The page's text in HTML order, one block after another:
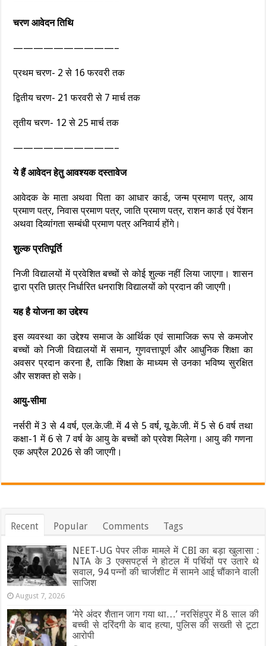
चरण आवेदन तिथि
——————————–
प्रथम चरण- 2 से 16 फरवरी तक
द्वितीय चरण- 21 फरवरी से 7 मार्च तक
तृतीय चरण- 12 से 25 मार्च तक
——————————–
ये हैं आवेदन हेतु आवश्यक दस्तावेज
आवेदक के माता अथवा पिता का आधार कार्ड, जन्म प्रमाण पत्र, आय
प्रमाण पत्र, निवास प्रमाण पत्र, जाति प्रमाण पत्र, राशन कार्ड एवं पेंशन
अथवा दिव्यांगता सम्बंधी प्रमाण पत्र अनिवार्य होंगे।
शुल्क प्रतिपूर्ति
निजी विद्यालयों में प्रवेशित बच्चों से कोई शुल्क नहीं लिया जाएगा। शासन
द्वारा प्रति छात्र निर्धारित धनराशि विद्यालयों को प्रदान की जाएगी।
यह है योजना का उद्देश्य
इस व्यवस्था का उद्देश्य समाज के आर्थिक एवं सामाजिक रूप से कमजोर
बच्चों को निजी विद्यालयों में समान, गुणवत्तापूर्ण और आधुनिक शिक्षा का
अवसर प्रदान करना है, ताकि शिक्षा के माध्यम से उनका भविष्य सुरक्षित
और सशक्त हो सके।
आयु-सीमा
नर्सरी में 3 से 4 वर्ष, एल.के.जी. में 4 से 5 वर्ष, यू.के.जी. में 5 से 6 वर्ष तथा
कक्षा-1 में 6 से 7 वर्ष के आयु के बच्चों को प्रवेश मिलेगा। आयु की गणना
एक अप्रैल 2026 से की जाएगी।
Recent Popular Comments Tags
NEET-UG पेपर लीक मामले में CBI का बड़ा खुलासा :
NTA के 3 एक्सपर्ट्स ने होटल में पर्चियों पर उतारे थे
सवाल, 94 पन्नों की चार्जशीट में सामने आई चौंकाने वाली
साजिश
August 7, 2026
‘मेरे अंदर शैतान जाग गया था…’ नरसिंहपुर में 8 साल की
बच्ची से दरिंदगी के बाद हत्या, पुलिस की सख्ती से टूटा
आरोपी